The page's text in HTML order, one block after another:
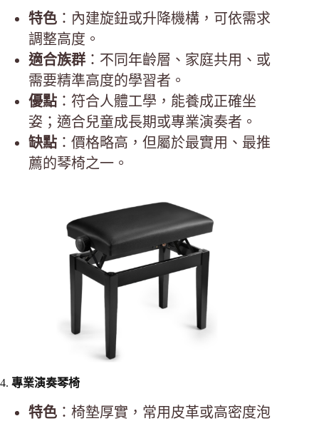
特色 ：內建旋鈕或升降機構，可依需求
調整高度。
適合族群 ：不同年齡層、家庭共用、或
需要精準高度的學習者。
優點 ：符合人體工學，能養成正確坐
姿；適合兒童成長期或專業演奏者。
缺點 ：價格略高，但屬於最實用、最推
薦的琴椅之一。
4. 專業演奏琴椅
特色 ：椅墊厚實，常用皮革或高密度泡